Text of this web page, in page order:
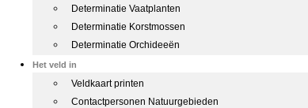
Determinatie Vaatplanten
Determinatie Korstmossen
Determinatie Orchideeën
Het veld in
Veldkaart printen
Contactpersonen Natuurgebieden